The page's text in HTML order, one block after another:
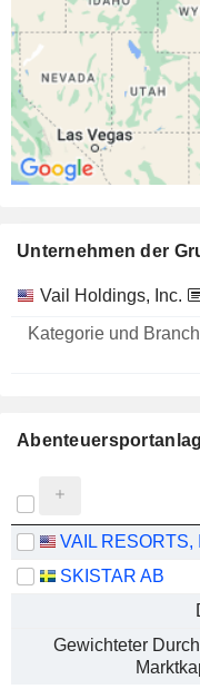
Unternehmen der
Name
Kategorie
Branche
Vail Holdings, Inc.
VAIL RESORTS,
SKISTAR AB
Gewichteter